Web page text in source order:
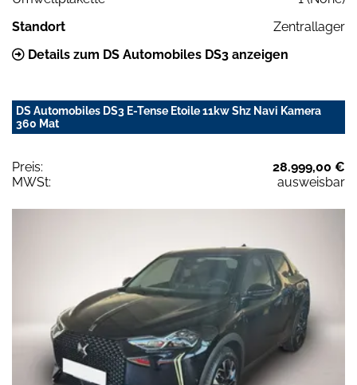
Standort
Zentrallager
Details zum DS Automobiles DS3 anzeigen
DS Automobiles DS3 E-Tense Etoile 11kw Shz Navi Kamera
360 Mat
Preis:
28.999,00 €
MWSt:
ausweisbar